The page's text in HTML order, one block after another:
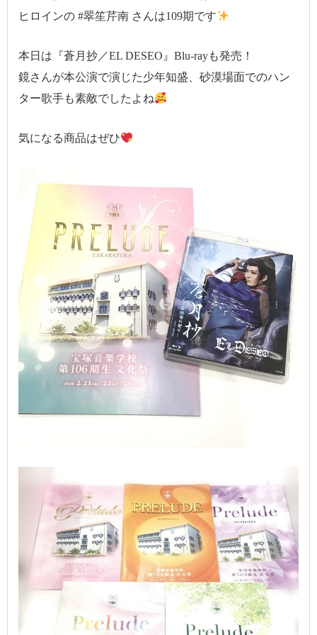
ヒロインの #翠笙芹南 さんは109期です
本日は『蒼月抄／EL DESEO』Blu-rayも発売！
鏡さんが本公演で演じた少年知盛、砂漠場面でのハン
ター歌手も素敵でしたよね
気になる商品はぜひ